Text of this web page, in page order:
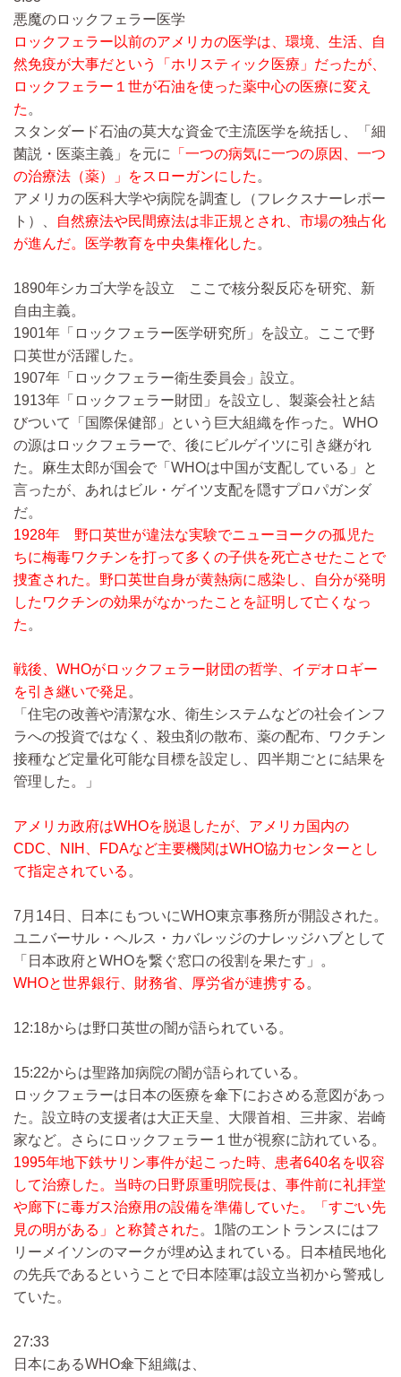
悪魔のロックフェラー医学
ロックフェラー以前のアメリカの医学は、環境、生活、自
然免疫が大事だという「ホリスティック医療」だったが、
ロックフェラー１世が石油を使った薬中心の医療に変え
た 。
スタンダード石油の莫大な資金で主流医学を統括し、「細
菌説・医薬主義」を元に
「一つの病気に一つの原因、一つ
の治療法（薬）」をスローガンにした 。
アメリカの医科大学や病院を調査し（フレクスナーレポー
ト）、
自然療法や民間療法は非正規とされ、市場の独占化
が進んだ。医学教育を中央集権化した 。
1890年シカゴ大学を設立 ここで核分裂反応を研究、新
自由主義。
1901年「ロックフェラー医学研究所」を設立。ここで野
口英世が活躍した。
1907年「ロックフェラー衛生委員会」設立。
1913年「ロックフェラー財団」を設立し、製薬会社と結
びついて「国際保健部」という巨大組織を作った。WHO
の源はロックフェラーで、後にビルゲイツに引き継がれ
た。麻生太郎が国会で「WHOは中国が支配している」と
言ったが、あれはビル・ゲイツ支配を隠すプロパガンダ
だ。
1928年 野口英世が違法な実験でニューヨークの孤児た
ちに梅毒ワクチンを打って多くの子供を死亡させたことで
捜査された。野口英世自身が黄熱病に感染し、自分が発明
したワクチンの効果がなかったことを証明して亡くなっ
た 。
戦後、WHOがロックフェラー財団の哲学、イデオロギー
を引き継いで発足 。
「住宅の改善や清潔な水、衛生システムなどの社会インフ
ラへの投資ではなく、殺虫剤の散布、薬の配布、ワクチン
接種など定量化可能な目標を設定し、四半期ごとに結果を
管理した。」
アメリカ政府はWHOを脱退したが、アメリカ国内の
CDC、NIH、FDAなど主要機関はWHO協力センターとし
て指定されている 。
7月14日、日本にもついにWHO東京事務所が開設された。
ユニバーサル・ヘルス・カバレッジのナレッジハブとして
「日本政府とWHOを繋ぐ窓口の役割を果たす」。
WHOと世界銀行、財務省、厚労省が連携する 。
12:18からは野口英世の闇が語られている。
15:22からは聖路加病院の闇が語られている。
ロックフェラーは日本の医療を傘下におさめる意図があっ
た。設立時の支援者は大正天皇、大隈首相、三井家、岩崎
家など。さらにロックフェラー１世が視察に訪れている。
1995年地下鉄サリン事件が起こった時、患者640名を収容
して治療した。当時の日野原重明院長は、事件前に礼拝堂
や廊下に毒ガス治療用の設備を準備していた。「すごい先
見の明がある」と称賛された 。1階のエントランスにはフ
リーメイソンのマークが埋め込まれている。日本植民地化
の先兵であるということで日本陸軍は設立当初から警戒し
ていた。
27:33
日本にあるWHO傘下組織は、